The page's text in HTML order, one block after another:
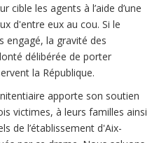
les agents à l’aide d’une
d'entre eux au cou. Si le
engagé, la gravité des
délibérée de porter
la République.
apporte son soutien
victimes, à leurs familles ainsi
de l’établissement d'Aix-